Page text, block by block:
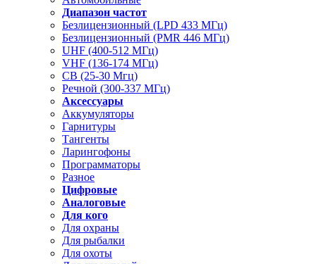
Диапазон частот
Безлицензионный (LPD 433 МГц)
Безлицензионный (PMR 446 МГц)
UHF (400-512 МГц)
VHF (136-174 МГц)
CB (25-30 Мгц)
Речной (300-337 МГц)
Аксессуары
Аккумуляторы
Гарнитуры
Тангенты
Ларингофоны
Программаторы
Разное
Цифровые
Аналоговые
Для кого
Для охраны
Для рыбалки
Для охоты